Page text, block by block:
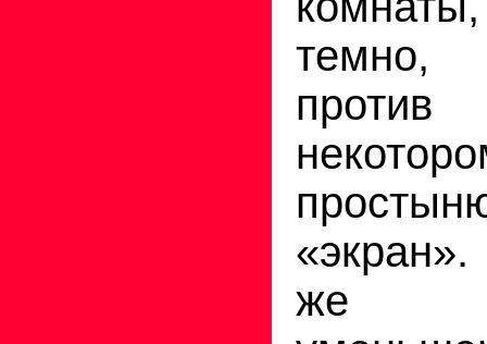
темно,
против
же